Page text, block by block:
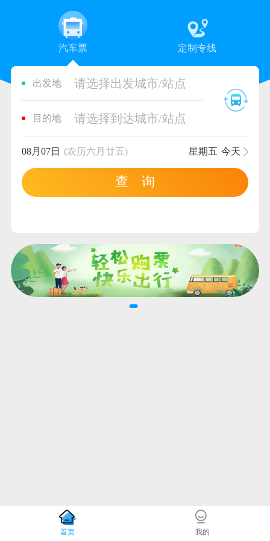
汽车票 定制专线
出发地 请选择出发城市/站点
目的地 请选择到达城市/站点
08月07日 (农历六月廿五) 星期五 今天
查 询
首页 我的